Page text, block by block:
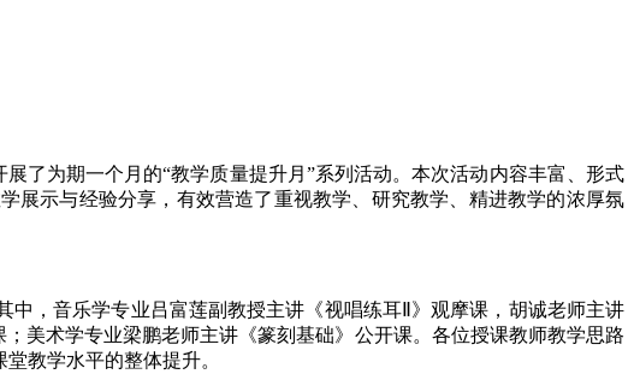
为期一个月的“教学质量提升月”系列活动。本次活动内容丰富、形式
展示与经验分享，有效营造了重视教学、研究教学、精进教学的浓厚氛
，音乐学专业吕富莲副教授主讲《视唱练耳Ⅱ》观摩课，胡诚老师主讲
美术学专业梁鹏老师主讲《篆刻基础》公开课。各位授课教师教学思路
教学水平的整体提升。